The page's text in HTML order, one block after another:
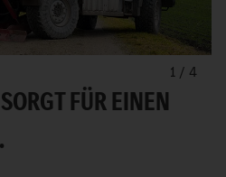
1 / 4
FÜR EINEN